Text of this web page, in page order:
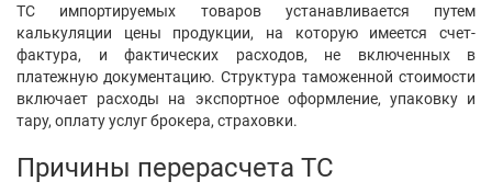
ТС импортируемых товаров устанавливается путем
калькуляции цены продукции, на которую имеется счет-
фактура, и фактических расходов, не включенных в
платежную документацию. Структура таможенной стоимости
включает расходы на экспортное оформление, упаковку и
тару, оплату услуг брокера, страховки.
Причины перерасчета ТС